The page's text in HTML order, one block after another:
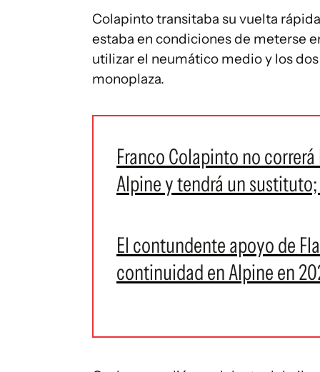
Colapinto transitaba su vuelta
estaba en condiciones de meterse
utilizar el neumático medio y los
monoplaza.
Franco Colapinto no
Alpine y tendrá un
El contundente apoyo de
continuidad en Alpine en